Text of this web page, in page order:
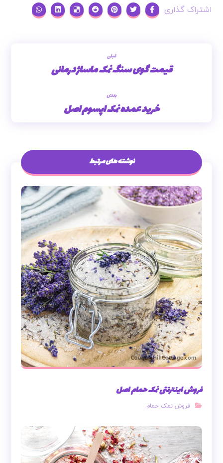
قبلی
قیمت گوی سنگ نمک ماساژ درمانی
بعدی
خرید عمده نمک اپسوم اصل
نوشته های مرتبط
فروش اینترنتی نمک حمام اصل
فروش نمک حمام